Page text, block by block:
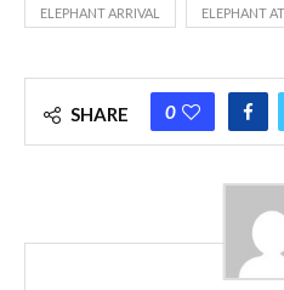
ELEPHANT ARRIVAL ELEPHANT
SHARE 0